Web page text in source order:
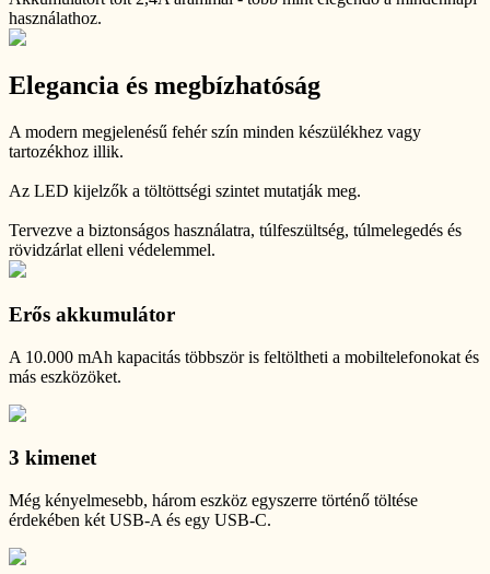
használathoz.
Elegancia és megbízhatóság
A modern megjelenésű fehér szín minden készülékhez vagy
tartozékhoz illik.
Az LED kijelzők a töltöttségi szintet mutatják meg.
Tervezve a biztonságos használatra, túlfeszültség, túlmelegedés és
rövidzárlat elleni védelemmel.
Erős akkumulátor
A 10.000 mAh kapacitás többször is feltöltheti a mobiltelefonokat és
más eszközöket.
3 kimenet
Még kényelmesebb, három eszköz egyszerre történő töltése
érdekében két USB-A és egy USB-C.